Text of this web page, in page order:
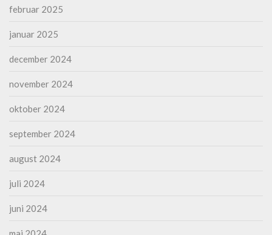
februar 2025
januar 2025
december 2024
november 2024
oktober 2024
september 2024
august 2024
juli 2024
juni 2024